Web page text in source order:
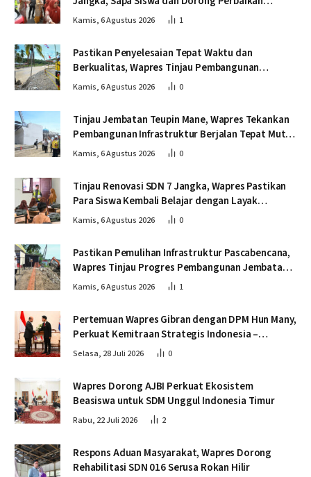
Sekolah
Kamis, 6 Agustus 2026 1
Pastikan Penyelesaian Tepat Waktu dan
Berkualitas, Wapres Tinjau Pembangunan
Jembatan Lumut
Kamis, 6 Agustus 2026 0
Tinjau Jembatan Teupin Mane, Wapres Tekankan
Pembangunan Infrastruktur Berjalan Tepat Mutu
dan Tepat Waktu
Kamis, 6 Agustus 2026 0
Tinjau Renovasi SDN 7 Jangka, Wapres Pastikan
Para Siswa Kembali Belajar dengan Layak
Pascabencana
Kamis, 6 Agustus 2026 0
Pastikan Pemulihan Infrastruktur Pascabencana,
Wapres Tinjau Progres Pembangunan Jembatan
Krueng Tingkeum Bireuen
Kamis, 6 Agustus 2026 1
Pertemuan Wapres Gibran dengan DPM Hun Many,
Perkuat Kemitraan Strategis Indonesia –
Kamboja
Selasa, 28 Juli 2026 0
Wapres Dorong AJBI Perkuat Ekosistem
Beasiswa untuk SDM Unggul Indonesia Timur
Rabu, 22 Juli 2026 2
Respons Aduan Masyarakat, Wapres Dorong
Rehabilitasi SDN 016 Serusa Rokan Hilir